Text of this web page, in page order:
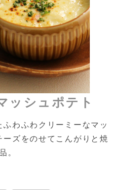
ッシュポテト
わふわクリーミーなマッ
ズをのせてこんがりと焼
。